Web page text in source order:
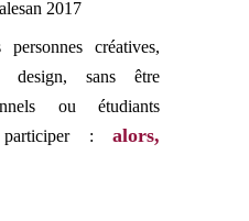
créatives,
design, sans être
ou étudiants
participer :alors,